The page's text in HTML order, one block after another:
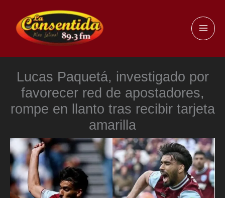
contenido
Lucas Paquetá, investigado por
favorecer red de apostadores,
rompe en llanto tras recibir tarjeta
amarilla